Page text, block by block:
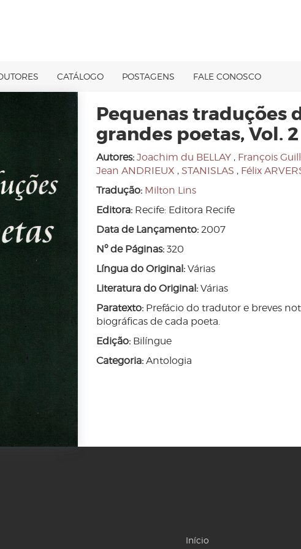
CATÁLOGO POSTAGENS FALE CONOSCO
Pequenas traduções
grandes poetas, Vol. 2
Autores: Joachim du BELLAY, François
Jean ANDRIEUX , STANISLAS , Félix
Tradução: Milton Lins
Editora:Recife: Editora Recife
Data de Lançamento:2007
Nº de Páginas:320
Língua do Original:Várias
Literatura do Original:Várias
Paratexto:Prefácio do tradutor e breves
biográficas de cada poeta.
Edição:Bilíngue
Categoria:Antologia
Início